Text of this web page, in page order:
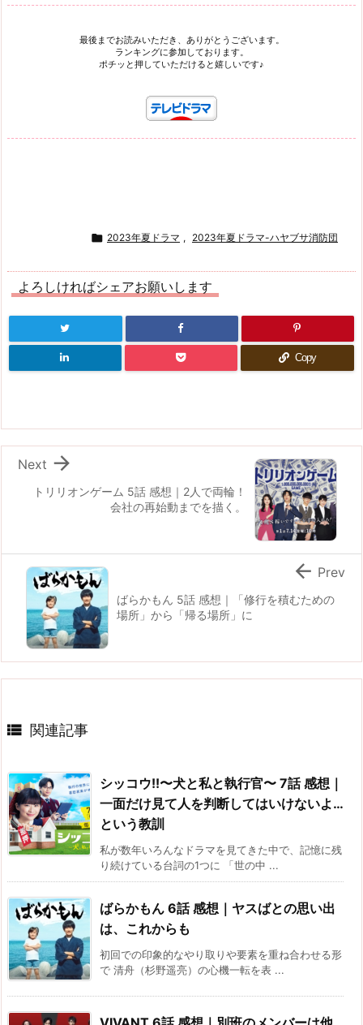
最後までお読みいただき、ありがとうございます。
ランキングに参加しております。
ポチッと押していただけると嬉しいです♪
 2023年夏ドラマ , 2023年夏ドラマ-ハヤブサ消防団
よろしければシェアお願いします
Copy
トリリオンゲーム 5話 感想｜2人で両輪！
会社の再始動までを描く。

Next
ばらかもん 5話 感想｜「修行を積むための
場所」から「帰る場所」に
 Prev
 関連記事
シッコウ!!〜犬と私と執行官〜 7話 感想｜
一面だけ見て人を判断してはいけないよ…
という教訓
私が数年いろんなドラマを見てきた中で、記憶に残
り続けている台詞の1つに 「世の中 ...
ばらかもん 6話 感想｜ヤスばとの思い出
は、これからも
初回での印象的なやり取りや要素を重ね合わせる形
で 清舟（杉野遥亮）の心機一転を表 ...